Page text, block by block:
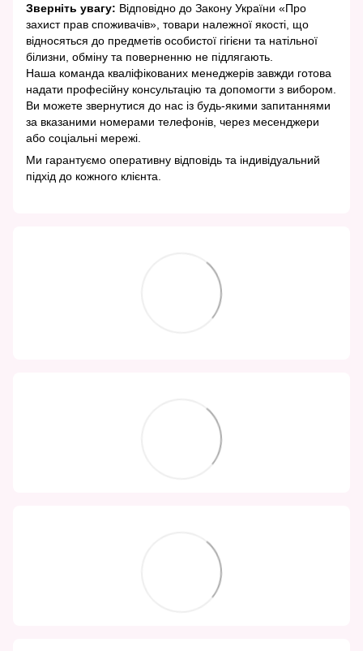
Зверніть увагу: Відповідно до Закону України «Про
захист прав споживачів», товари належної якості, що
відносяться до предметів особистої гігієни та натільної
білизни, обміну та поверненню не підлягають.
Наша команда кваліфікованих менеджерів завжди готова
надати професійну консультацію та допомогти з вибором.
Ви можете звернутися до нас із будь-якими запитаннями
за вказаними номерами телефонів, через месенджери
або соціальні мережі.
Ми гарантуємо оперативну відповідь та індивідуальний
підхід до кожного клієнта.